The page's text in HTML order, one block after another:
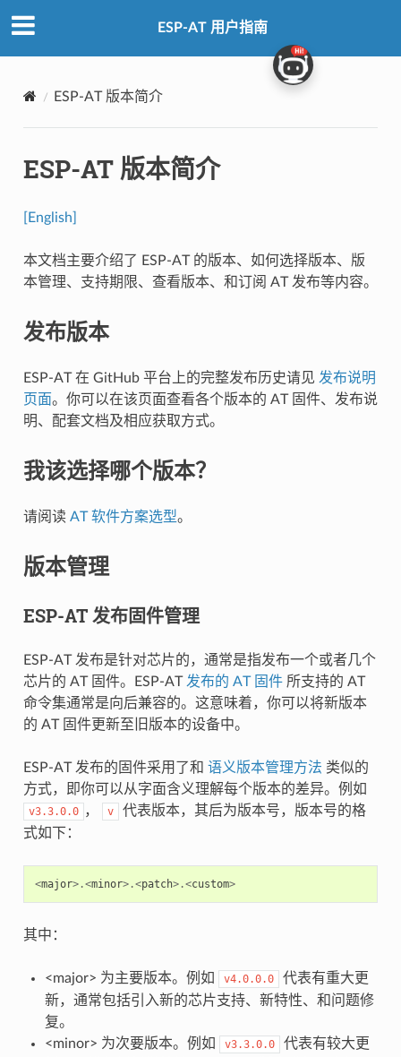
ESP-AT 用户指南
ESP-AT 版本简介
ESP-AT 版本简介
[English]
本文档主要介绍了 ESP-AT 的版本、如何选择版本、版
本管理、支持期限、查看版本、和订阅 AT 发布等内容。
发布版本
ESP-AT 在 GitHub 平台上的完整发布历史请见 发布说明
页面。你可以在该页面查看各个版本的 AT 固件、发布说
明、配套文档及相应获取方式。
我该选择哪个版本？
请阅读 AT 软件方案选型。
版本管理
ESP-AT 发布固件管理
ESP-AT 发布是针对芯片的，通常是指发布一个或者几个
芯片的 AT 固件。ESP-AT 发布的 AT 固件所支持的 AT
命令集通常是向后兼容的。这意味着，你可以将新版本
的 AT 固件更新至旧版本的设备中。
ESP-AT 发布的固件采用了和 语义版本管理方法 类似的
方式，即你可以从字面含义理解每个版本的差异。例如
v3.3.0.0 ， v
代表版本，其后为版本号，版本号的格
式如下：
<major>.<minor>.<patch>.<custom>
其中：
<major> 为主要版本。例如 v4.0.0.0
代表有重大更
新，通常包括引入新的芯片支持、新特性、和问题修
复。
<minor> 为次要版本。例如
v3.3.0.0
代表有较大更